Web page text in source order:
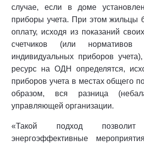
случае, если в доме
приборы учета. При этом жильцы
оплату, исходя из показаний
счетчиков (или нормативов
индивидуальных приборов
ресурс на ОДН определятся,
приборов учета в местах общего
образом, вся разница
управляющей организации.
«Такой подход позволит
энергоэффективные